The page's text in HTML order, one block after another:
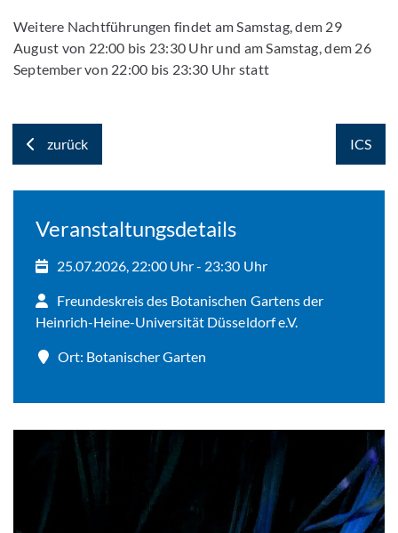
Weitere Nachtführungen findet am Samstag, dem 29
August von 22:00 bis 23:30 Uhr und am Samstag, dem 26
September von 22:00 bis 23:30 Uhr statt
zurück ICS
Veranstaltungsdetails
25.07.2026, 22:00 Uhr - 23:30 Uhr
Freundeskreis des Botanischen Gartens der
Heinrich-Heine-Universität Düsseldorf e.V.
Ort: Botanischer Garten